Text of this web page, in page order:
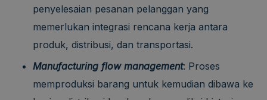
penyelesaian pesanan pelanggan yang
memerlukan integrasi rencana kerja antara
produk, distribusi, dan transportasi.
Manufacturing flow management: Proses
memproduksi barang untuk kemudian dibawa ke